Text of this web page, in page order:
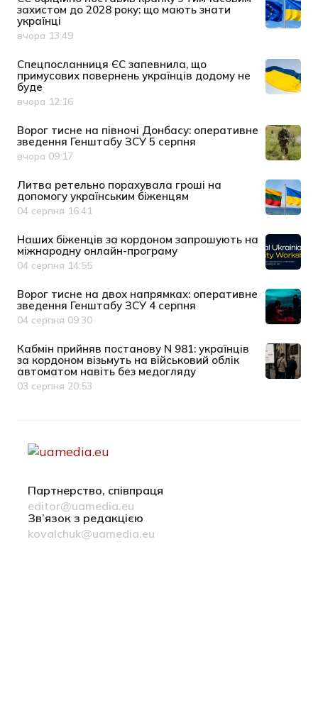
захистом до 2028 року: що мають знати
українці
Дата публікації
вчора 13:49
Спецпосланниця ЄС запевнила, що
примусових повернень українців додому не
буде
Дата публікації
вчора 12:16
Ворог тисне на півночі Донбасу: оперативне
зведення Генштабу ЗСУ 5 серпня
Дата публікації
вчора 09:17
Литва ретельно порахувала гроші на
допомогу українським біженцям
Дата публікації
04 серпня 16:41
Наших біженців за кордоном запрошують на
міжнародну онлайн-програму
Дата публікації
04 серпня 14:55
Ворог тисне на двох напрямках: оперативне
зведення Генштабу ЗСУ 4 серпня
Дата публікації
04 серпня 09:30
Кабмін прийняв постанову N 981: українців
за кордоном візьмуть на військовий облік
автоматом навіть без медогляду
Дата публікації
03 серпня 20:53
Партнерство, співпраця
editor@uamedia.eu
Зв’язок з редакцією
kovalchuk@uamedia.eu
Новини компаній